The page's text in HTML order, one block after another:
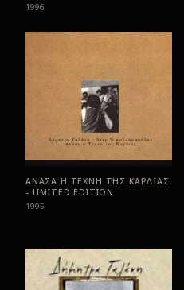
1996
ΑΝΑΣΑ Η ΤΕΧΝΗ ΤΗΣ ΚΑΡΔΙΑΣ
- LIMITED EDITION
1995